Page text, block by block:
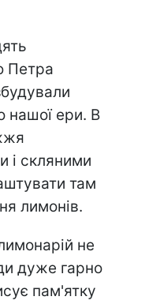
Петра
нашої ери. В
і скляними
там
лимонів.
не
дуже гарно
пам'ятку